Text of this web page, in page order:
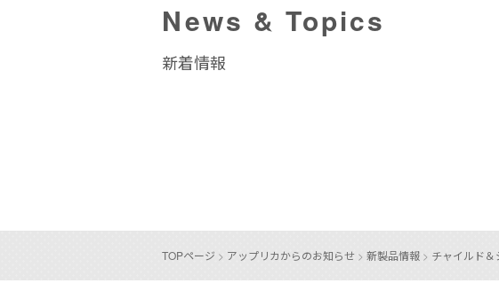
News & Topics
新着情報
TOPページ > アップリカからのお知らせ > 新製品情報 > チャイルド＆